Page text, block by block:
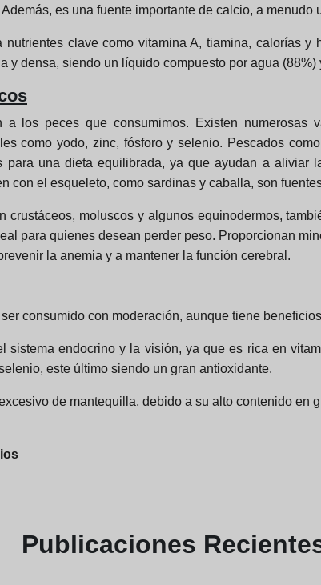
es una fuente importante de calcio, a menudo
nutrientes clave como vitamina A, tiamina, calorías
y densa, siendo un líquido compuesto por agua (88%)
a los peces que consumimos. Existen numerosas
como yodo, zinc, fósforo y selenio. Pescados
para una dieta equilibrada, ya que ayudan a
con el esqueleto, como sardinas y caballa, son
crustáceos, moluscos y algunos equinodermos,
para quienes desean perder peso. Proporcionan
la anemia y a mantener la función cerebral.
consumido con moderación, aunque tiene
sistema endocrino y la visión, ya que es rica en
este último siendo un gran antioxidante.
de mantequilla, debido a su alto contenido
Publicaciones